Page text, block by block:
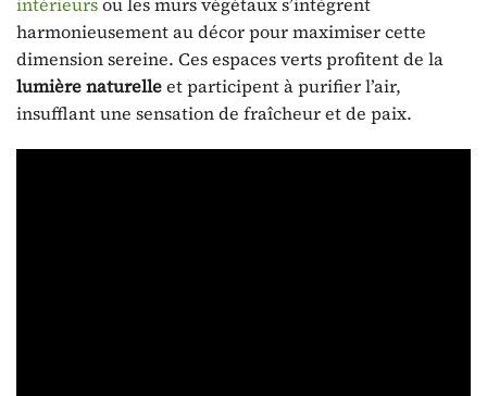
harmonieusement au décor pour maximiser cette
dimension sereine. Ces espaces verts profitent de la
lumière naturelleet participent à purifier l’air,
insufflant une sensation de fraîcheur et de paix.